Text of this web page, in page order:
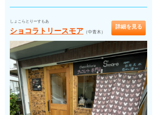
しょこらとりーすもあ
ショコラトリースモア （中青木）
詳細を見る